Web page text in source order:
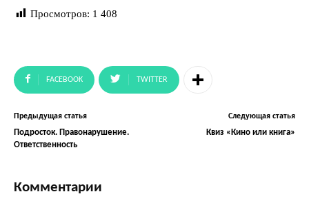
Просмотров: 1 408
FACEBOOK TWITTER
Предыдущая статья
Подросток. Правонарушение.
Ответственность
Следующая статья
Квиз «Кино или книга»
Комментарии